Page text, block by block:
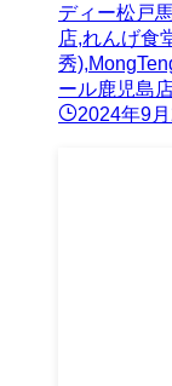
ディー松戸
店,れんげ食
秀
ール鹿児島
2024年9月